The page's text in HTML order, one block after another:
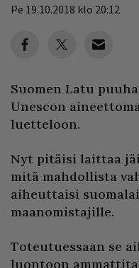
Pe 19.10.2018 klo 20:12
Suomen Latu
Unescon
luetteloon.
Nyt pitäisi laittaa
mitä mahdollista
aiheuttaisi
maanomistajille.
Toteutuessaan se
luontoon